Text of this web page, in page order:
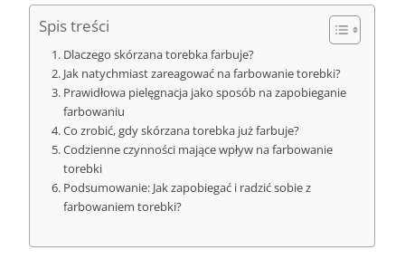
Spis treści
Dlaczego skórzana torebka farbuje?
Jak natychmiast zareagować na farbowanie torebki?
Prawidłowa pielęgnacja jako sposób na zapobieganie
farbowaniu
Co zrobić, gdy skórzana torebka już farbuje?
Codzienne czynności mające wpływ na farbowanie
torebki
Podsumowanie: Jak zapobiegać i radzić sobie z
farbowaniem torebki?